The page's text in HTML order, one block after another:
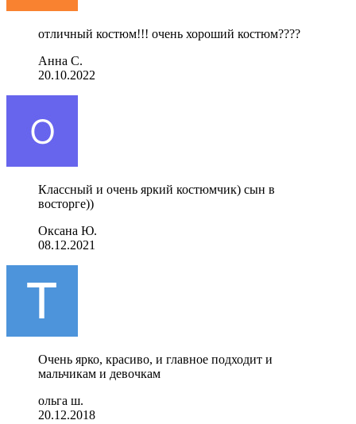
отличный костюм!!! очень хороший костюм????
Анна С.
20.10.2022
Классный и очень яркий костюмчик) сын в
восторге))
Оксана Ю.
08.12.2021
Очень ярко, красиво, и главное подходит и
мальчикам и девочкам
ольга ш.
20.12.2018